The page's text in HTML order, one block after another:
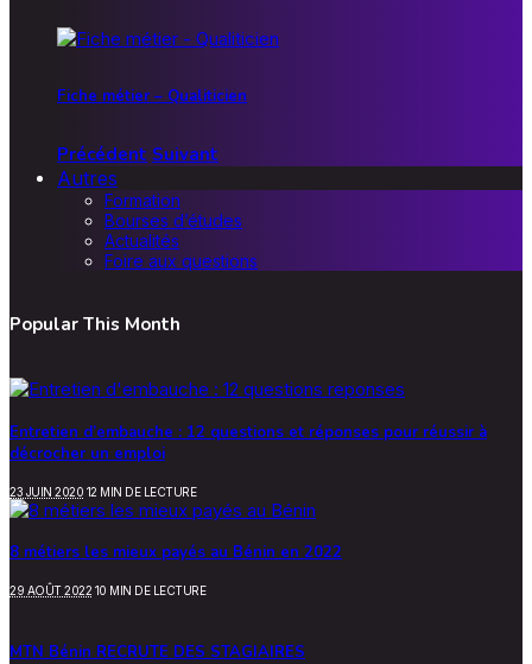
Fiche métier – Qualiticien
Précédent Suivant
Autres
Formation
Bourses d’études
Actualités
Foire aux questions
Popular This Month
Entretien d’embauche : 12 questions et réponses pour réussir à
décrocher un emploi
23 JUIN 2020 12 MIN DE LECTURE
8 métiers les mieux payés au Bénin en 2022
29 AOÛT 2022 10 MIN DE LECTURE
MTN Bénin RECRUTE DES STAGIAIRES